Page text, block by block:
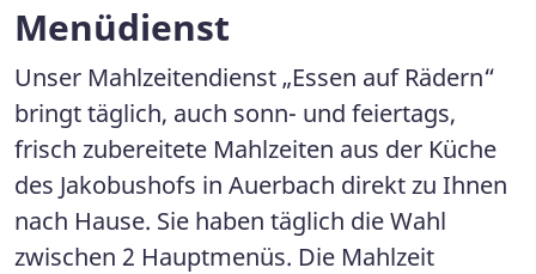
Menüdienst
Unser Mahlzeitendienst „Essen auf Rädern“
bringt täglich, auch sonn- und feiertags,
frisch zubereitete Mahlzeiten aus der Küche
des Jakobushofs in Auerbach direkt zu Ihnen
nach Hause. Sie haben täglich die Wahl
zwischen 2 Hauptmenüs. Die Mahlzeit